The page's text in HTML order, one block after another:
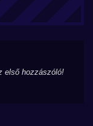
első hozzászóló!